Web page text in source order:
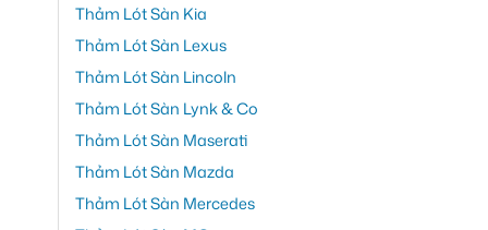
Thảm Lót Sàn Kia
Thảm Lót Sàn Lexus
Thảm Lót Sàn Lincoln
Thảm Lót Sàn Lynk & Co
Thảm Lót Sàn Maserati
Thảm Lót Sàn Mazda
Thảm Lót Sàn Mercedes